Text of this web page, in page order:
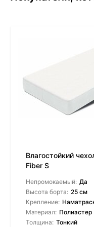
Влагостойкий
Fiber S
Непромокаемый: Да
Высота борта: 25 см
Крепление:
Материал: Полиэстер
Толщина: Тонкий